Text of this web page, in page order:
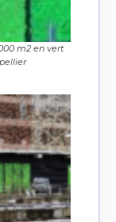
m2 en vert